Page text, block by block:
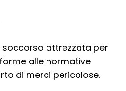
attrezzata per
alle normative
di merci pericolose.